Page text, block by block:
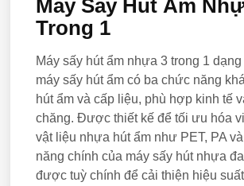
Máy Sấy Hút Ẩm
Trong 1
Máy sấy hút ẩm nhựa 3 trong 1
máy sấy hút ẩm có ba chức năng
hút ẩm và cấp liệu, phù hợp kinh tế
chăng. Được thiết kế để tối ưu hóa
vật liệu nhựa hút ẩm như PET, PA
năng chính của máy sấy hút nhựa
được tuỳ chính để cải thiện hiệu